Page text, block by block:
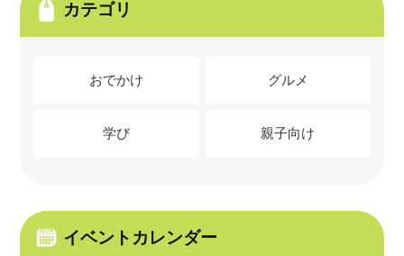
カテゴリ
おでかけ グルメ
学び 親子向け
イベントカレンダー